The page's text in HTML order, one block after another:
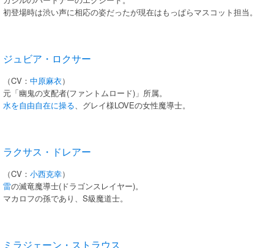
初登場時は渋い声に相応の姿だったが現在はもっぱらマスコット担当。
ジュビア・ロクサー
（CV： 中原麻衣）
元「幽鬼の支配者(ファントムロード)」所属。
水を自由自在に操る、グレイ様LOVEの女性魔導士。
ラクサス・ドレアー
（CV： 小西克幸）
雷の滅竜魔導士(ドラゴンスレイヤー)。
マカロフの孫であり、S級魔道士。
ミラジェーン・ストラウス